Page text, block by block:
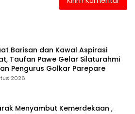
Barisan dan Kawal Aspirasi
Taufan Pawe Gelar Silaturahmi
Pengurus Golkar Parepare
2026
Menyambut Kemerdekaan ,